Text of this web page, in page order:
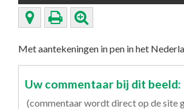
Met aantekeningen in pen in het
Uw commentaar bij dit beeld:
(commentaar wordt direct op de site